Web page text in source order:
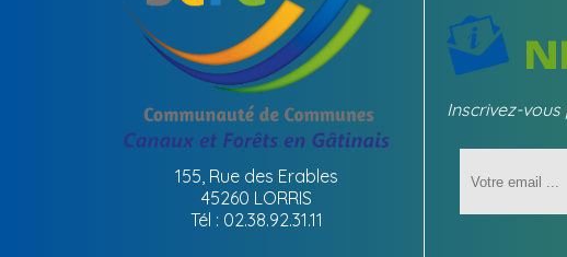
155, Rue des Erables
45260 LORRIS
Tél : 02.38.92.31.11
Inscrivez-